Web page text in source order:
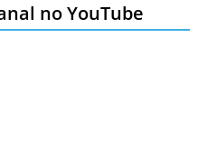
no YouTube